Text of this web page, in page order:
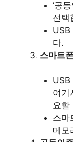
‘공
선택
USB
다.
스마트
USB
여기
요할
스마
메모